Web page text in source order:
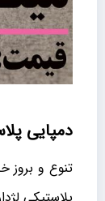
دمپایی
تنوع و بروز